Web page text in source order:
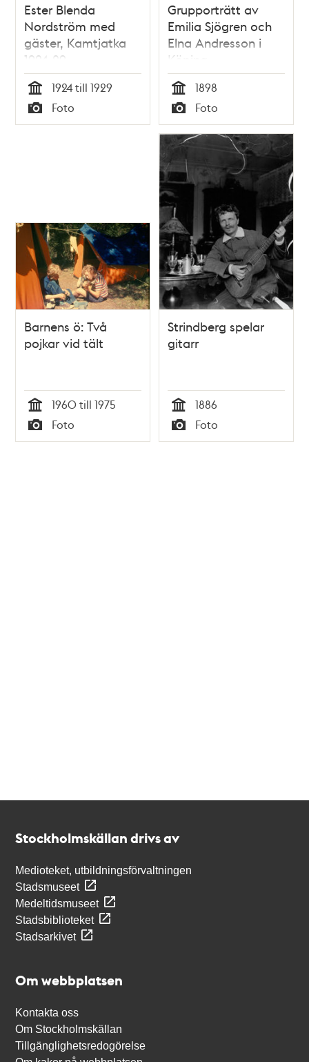
Ester Blenda
Nordström med
gäster, Kamtjatka
1924-29
Tid
1924 till 1929
Typ
Foto
Grupporträtt av
Emilia Sjögren och
Elna Andresson i
Köping.
Tid
1898
Typ
Foto
Barnens ö: Två
pojkar vid tält
Tid
1960 till 1975
Typ
Foto
Strindberg spelar
gitarr
Tid
1886
Typ
Foto
Stockholmskällan drivs av
Medioteket, utbildningsförvaltningen
Stadsmuseet
Medeltidsmuseet
Stadsbiblioteket
Stadsarkivet
Om webbplatsen
Kontakta oss
Om Stockholmskällan
Tillgänglighetsredogörelse